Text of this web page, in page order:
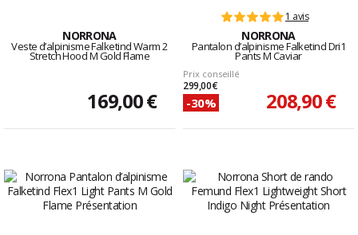
NORRONA
Veste d’alpinisme Falketind Warm 2
Stretch Hood M Gold Flame
169,00 €
1 avis
NORRONA
Pantalon d’alpinisme Falketind Dri1
Pants M Caviar
Prix conseillé
299,00 €
-30% 208,90 €